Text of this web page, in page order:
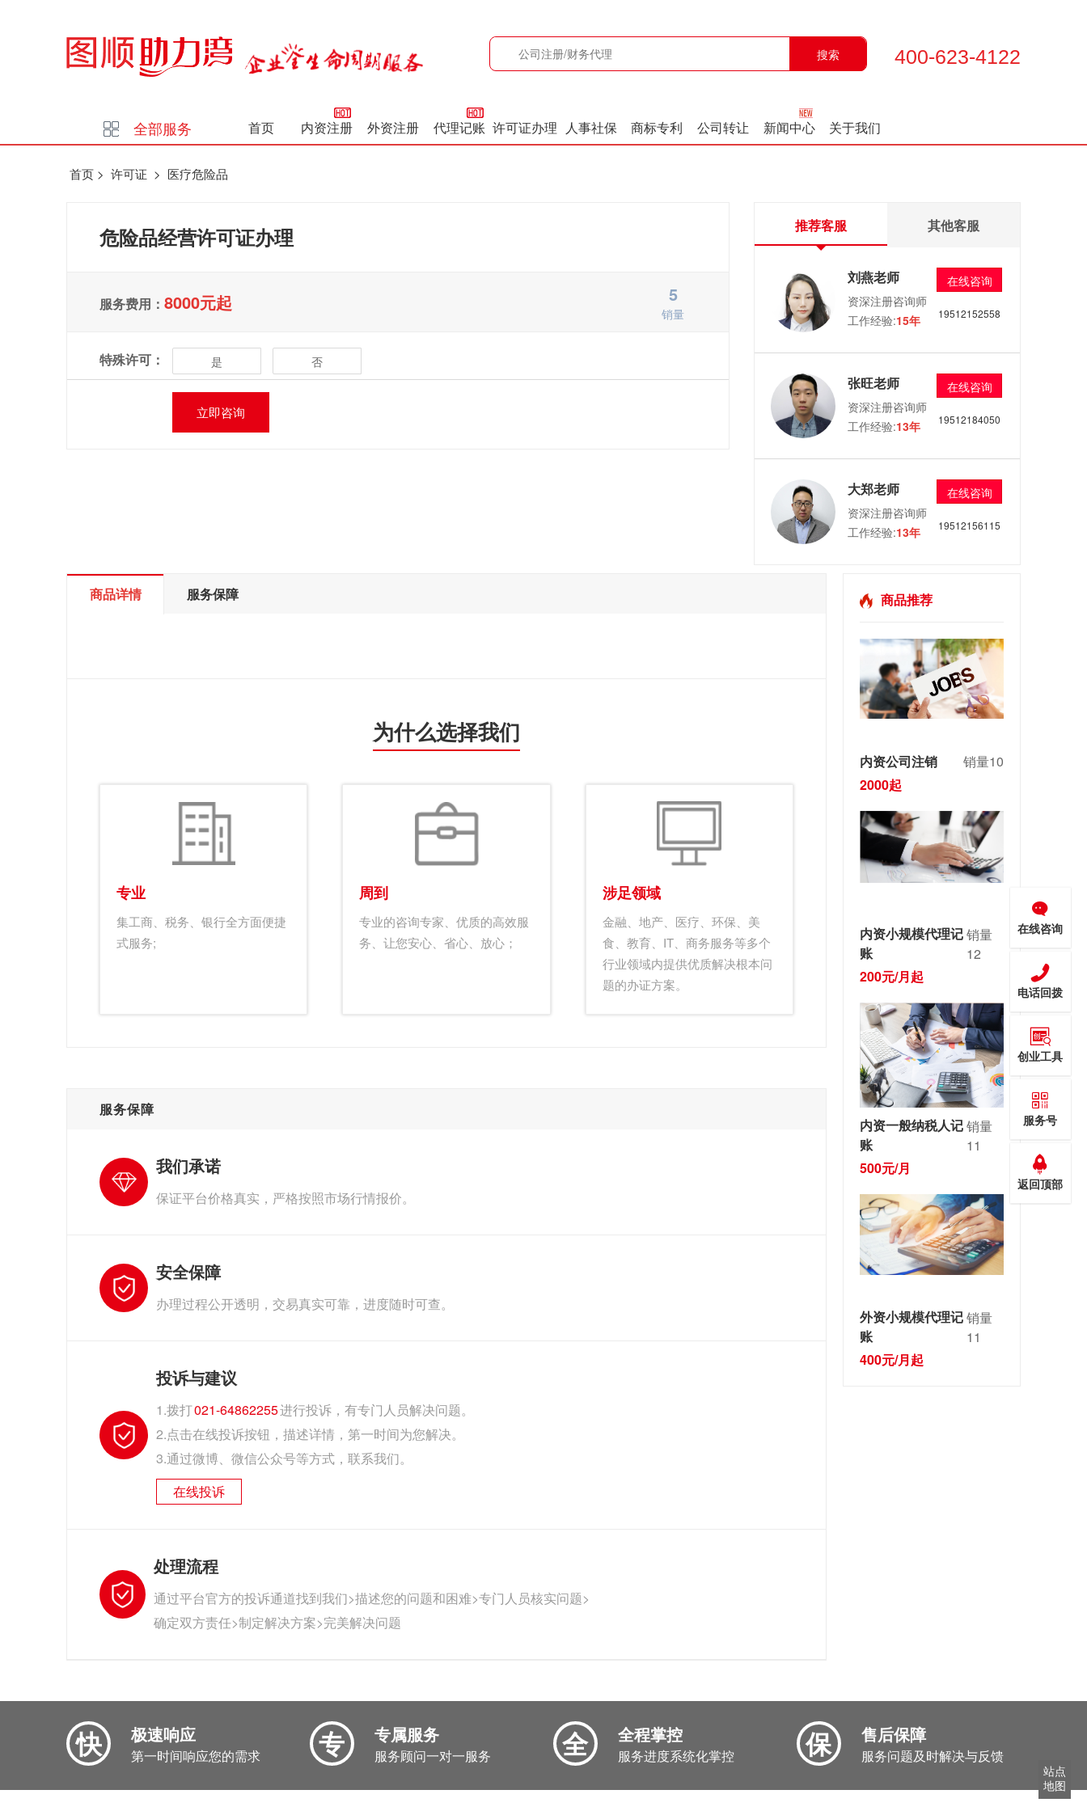
400-623-4122
全部服务 首页 内资注册 外资注册 代理记账 许可证办理 人事社保 商标专利 公司转让 新闻中心 关于我们
首页 > 许可证 > 医疗危险品
危险品经营许可证办理
服务费用： 8000元起 5
销量
特殊许可： 是 否
立即咨询
推荐客服 其他客服
刘燕老师
资深注册咨询师
工作经验:15年
在线咨询
19512152558
张旺老师
资深注册咨询师
工作经验:13年
在线咨询
19512184050
大郑老师
资深注册咨询师
工作经验:13年
在线咨询
19512156115
商品详情 服务保障
为什么选择我们
专业
集工商、税务、银行全方面便捷
式服务;
周到
专业的咨询专家、优质的高效服
务、让您安心、省心、放心；
涉足领域
金融、地产、医疗、环保、美
食、教育、IT、商务服务等多个
行业领域内提供优质解决根本问
题的办证方案。
服务保障
我们承诺
保证平台价格真实，严格按照市场行情报价。
安全保障
办理过程公开透明，交易真实可靠，进度随时可查。
投诉与建议
1.拨打021-64862255进行投诉，有专门人员解决问题。
2.点击在线投诉按钮，描述详情，第一时间为您解决。
3.通过微博、微信公众号等方式，联系我们。
在线投诉
处理流程
通过平台官方的投诉通道找到我们>描述您的问题和困难>专门人员核实问题>
确定双方责任>制定解决方案>完美解决问题
商品推荐
内资公司注销
销量10
2000起
内资小规模代理记
账
销量
12
200元/月起
内资一般纳税人记
账
销量
11
500元/月
外资小规模代理记
账
销量
11
400元/月起
快 极速响应
第一时间响应您的需求 专 专属服务
服务顾问一对一服务 全 全程掌控
服务进度系统化掌控 保 售后保障
服务问题及时解决与反馈
在线咨询
电话回拨
创业工具
服务号
返回顶部
站点
地图